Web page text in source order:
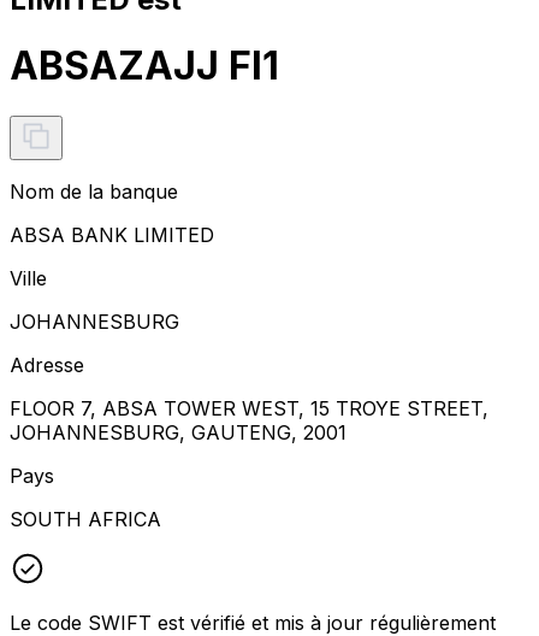
ABSAZAJJ FI1
Nom de la banque
ABSA BANK LIMITED
Ville
JOHANNESBURG
Adresse
FLOOR 7, ABSA TOWER WEST, 15 TROYE STREET,
JOHANNESBURG, GAUTENG, 2001
Pays
SOUTH AFRICA
Le code SWIFT est vérifié et mis à jour régulièrement